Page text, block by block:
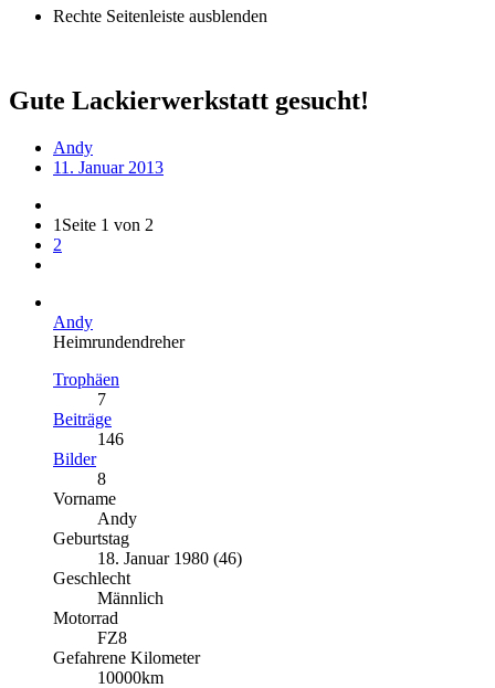
Rechte Seitenleiste ausblenden
Gute Lackierwerkstatt gesucht!
Andy
11. Januar 2013
1 Seite 1 von 2
2
Andy
Heimrundendreher
Trophäen
7
Beiträge
146
Bilder
8
Vorname
Andy
Geburtstag
18. Januar 1980 (46)
Geschlecht
Männlich
Motorrad
FZ8
Gefahrene Kilometer
10000km